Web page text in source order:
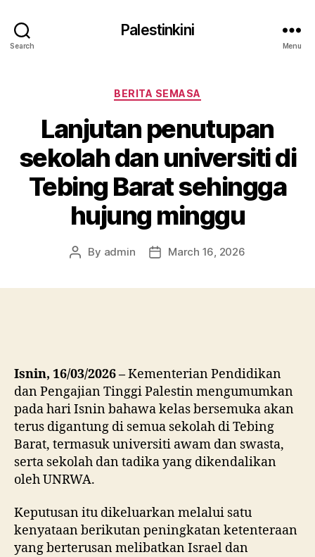
Search
Palestinkini
Menu
Categories
BERITA SEMASA
Lanjutan penutupan
sekolah dan universiti di
Tebing Barat sehingga
hujung minggu
Post
By admin
PostMarch 16, 2026
Isnin, 16/03/2026 –Kementerian Pendidikan
dan Pengajian Tinggi Palestin mengumumkan
pada hari Isnin bahawa kelas bersemuka akan
terus digantung di semua sekolah di Tebing
Barat, termasuk universiti awam dan swasta,
serta sekolah dan tadika yang dikendalikan
oleh UNRWA.
Keputusan itu dikeluarkan melalui satu
kenyataan berikutan peningkatan ketenteraan
yang berterusan melibatkan Israel dan